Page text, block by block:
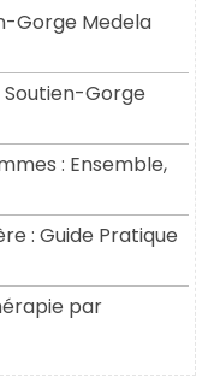
Gorge Medela
Gorge
: Ensemble,
: Guide Pratique
par